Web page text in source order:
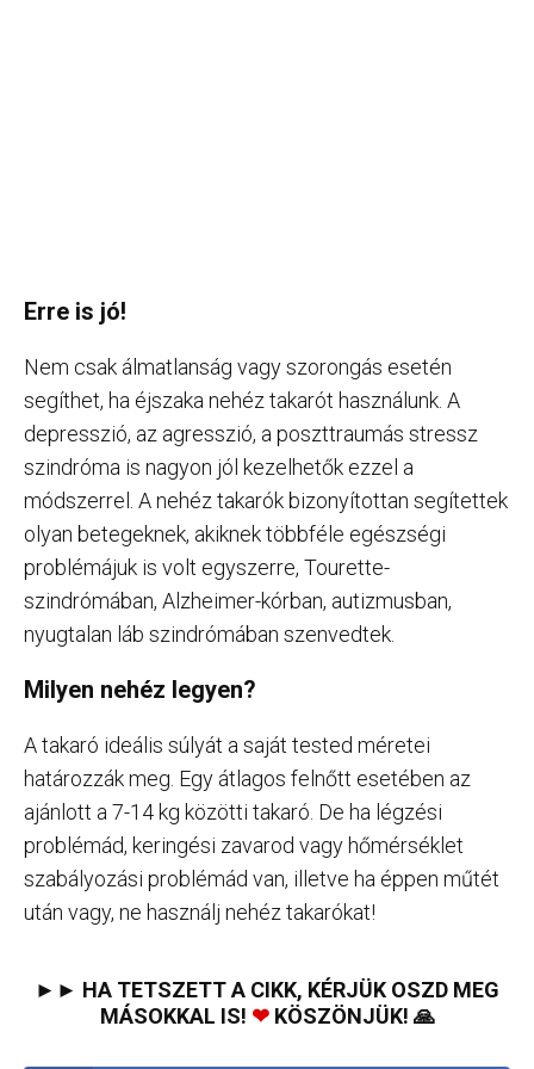
Erre is jó!
Nem csak álmatlanság vagy szorongás esetén
segíthet, ha éjszaka nehéz takarót használunk. A
depresszió, az agresszió, a poszttraumás stressz
szindróma is nagyon jól kezelhetők ezzel a
módszerrel. A nehéz takarók bizonyítottan segítettek
olyan betegeknek, akiknek többféle egészségi
problémájuk is volt egyszerre, Tourette-
szindrómában, Alzheimer-kórban, autizmusban,
nyugtalan láb szindrómában szenvedtek.
Milyen nehéz legyen?
A takaró ideális súlyát a saját tested méretei
határozzák meg. Egy átlagos felnőtt esetében az
ajánlott a 7-14 kg közötti takaró. De ha légzési
problémád, keringési zavarod vagy hőmérséklet
szabályozási problémád van, illetve ha éppen műtét
után vagy, ne használj nehéz takarókat!
►► HA TETSZETT A CIKK, KÉRJÜK OSZD MEG
MÁSOKKAL IS! ❤KÖSZÖNJÜK! 🙏